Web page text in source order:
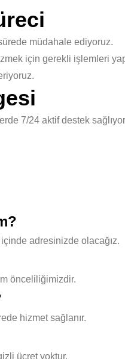
müdahale ediyoruz.
için gerekli işlemleri
7/24 aktif destek
adresinizde olacağız.
önceliliğimizdir.
hizmet sağlanır.
ücret yoktur.